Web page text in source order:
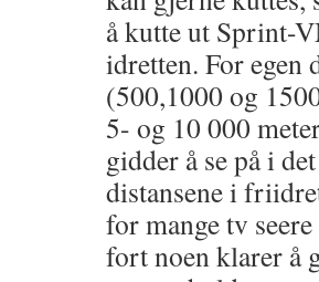
å kutte ut Sprint-
idretten. For egen
(500,1000 og
5- og 10 000
gidder å se på i
distansene i
for mange tv
fort noen klarer å